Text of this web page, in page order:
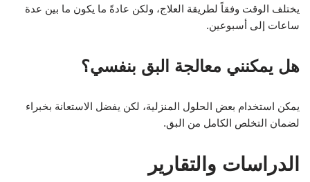
يختلف الوقت وفقاً لطريقة العلاج، ولكن عادةً ما يكون ما بين عدة
ساعات إلى أسبوعين.
هل يمكنني معالجة البق بنفسي؟
يمكن استخدام بعض الحلول المنزلية، لكن يفضل الاستعانة بخبراء
لضمان التخلص الكامل من البق.
الدراسات والتقارير